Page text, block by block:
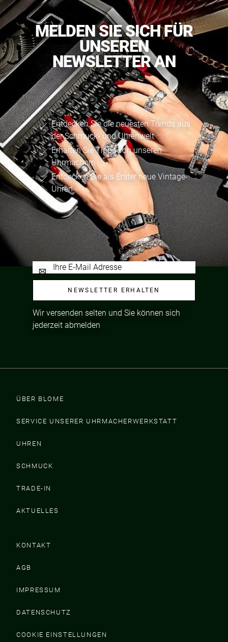
MELDEN SIE SICH FÜR
UNSEREN
NEWSLETTER AN
Entdecken Sie die neuesten Trends aus
der Schmuck- und Uhrenwelt
Erhalten Sie Tipps von unseren
Uhrmachern
Entdecken Sie als Erster neue Vintage-
Uhren
NEWSLETTER ERHALTEN
Wir versenden selten und Sie können sich
jederzeit abmelden
ÜBER BLOME
SERVICE UNSERER UHRMACHERWERKSTATT
UHREN
SCHMUCK
TRADE-IN
AKTUELLES
KONTAKT
AGB
IMPRESSUM
DATENSCHUTZ
COOKIE EINSTELLUNGEN